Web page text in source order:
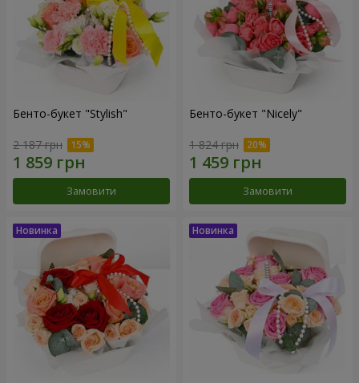
Бенто-букет "Stylish"
2 187 грн
Замовити
Бенто-букет "Nicely"
1 824 грн
Замовити